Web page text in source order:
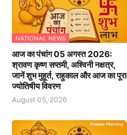
NATIONAL NEWS
आज का पंचांग 05 अगस्त 2026:
श्रावण कृष्ण सप्तमी, अश्विनी नक्षत्र,
जानें शुभ मुहूर्त, राहुकाल और आज का पूरा
ज्योतिषीय विवरण
August 05, 2026